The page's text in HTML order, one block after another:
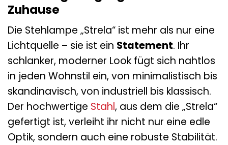
Zuhause
Die Stehlampe „Strela“ ist mehr als nur eine
Lichtquelle – sie ist ein Statement. Ihr
schlanker, moderner Look fügt sich nahtlos
in jeden Wohnstil ein, von minimalistisch bis
skandinavisch, von industriell bis klassisch.
Der hochwertige Stahl, aus dem die „Strela“
gefertigt ist, verleiht ihr nicht nur eine edle
Optik, sondern auch eine robuste Stabilität.